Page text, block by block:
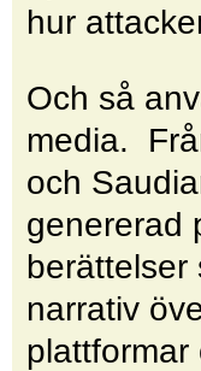
hur
Och så
media.
och
genererad
berättelser
narrativ
plattformar